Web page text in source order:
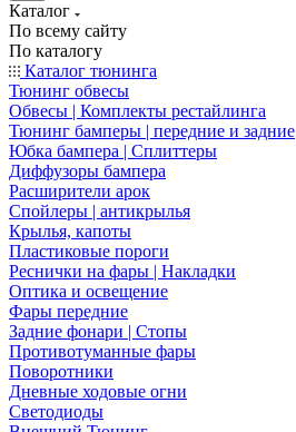
Каталог
По всему сайту
По каталогу
Каталог тюнинга
Тюнинг обвесы
Обвесы | Комплекты рестайлинга
Тюнинг бамперы | передние и задние
Юбка бампера | Сплиттеры
Диффузоры бампера
Расширители арок
Спойлеры | антикрылья
Крылья, капоты
Пластиковые пороги
Реснички на фары | Накладки
Оптика и освещение
Фары передние
Задние фонари | Стопы
Противотуманные фары
Поворотники
Дневные ходовые огни
Светодиоды